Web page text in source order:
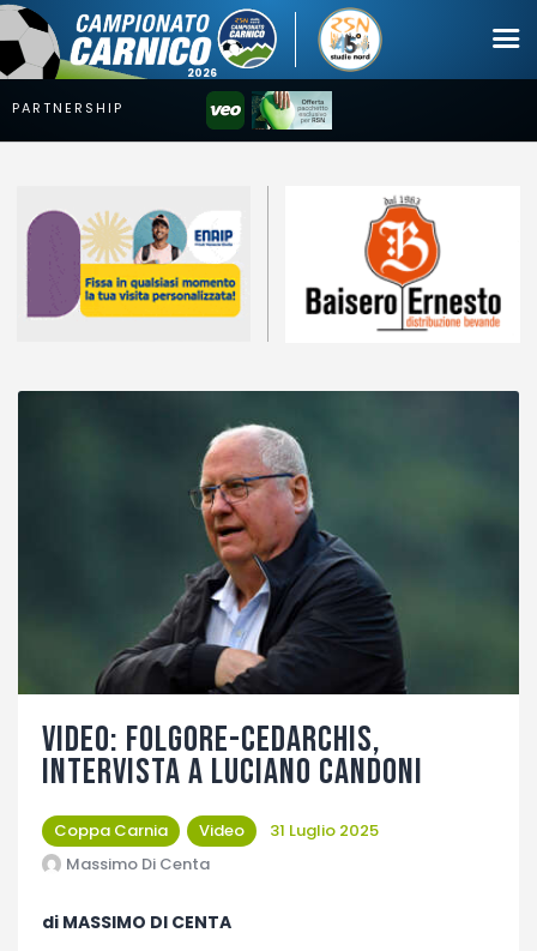
Coppa
Squadre
Calendari
Mercato
VIDEO: Folgore-Cedarchis,
intervista a Luciano Candoni
Coppa Carnia Video
31 Luglio 2025
Massimo Di Centa
di MASSIMO DI CENTA